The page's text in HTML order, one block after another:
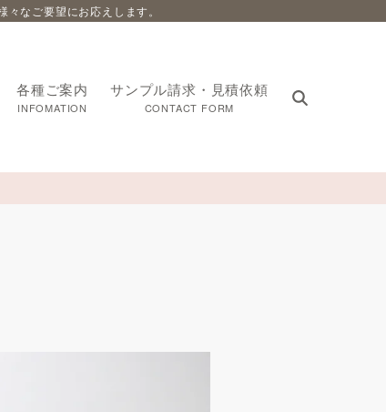
なご要望にお応えします。
各種ご案内
INFOMATION
サンプル請求・見積依頼
CONTACT FORM